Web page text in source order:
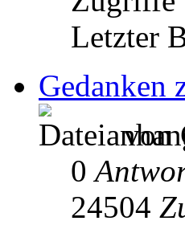
Letzter
Gedanken
von
0
24504